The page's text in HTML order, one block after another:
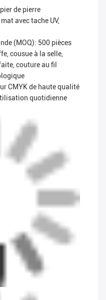
de pierre
avec tache UV,
(MOQ): 500 pièces
cousue à la selle,
couture au fil
CMYK de haute qualité
quotidienne